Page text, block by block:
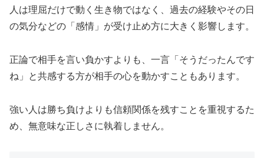
人は理屈だけで動く生き物ではなく、過去の経験やその日
の気分などの「感情」が受け止め方に大きく影響します。
正論で相手を言い負かすよりも、一言「そうだったんです
ね」と共感する方が相手の心を動かすこともあります。
強い人は勝ち負けよりも信頼関係を残すことを重視するた
め、無意味な正しさに執着しません。